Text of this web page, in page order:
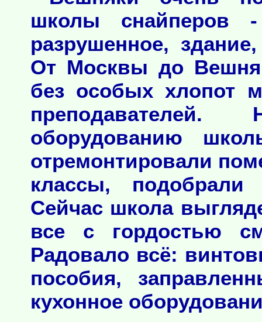
школы снайперов
разрушенное,
От Москвы до
без особых хлопот
оборудованию
отремонтировали
классы, подобрали
Сейчас школа
все с гордостью
Радовало всё:
пособия,
кухонное